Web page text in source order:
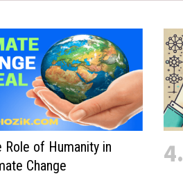
Role of Humanity in
Change
4.